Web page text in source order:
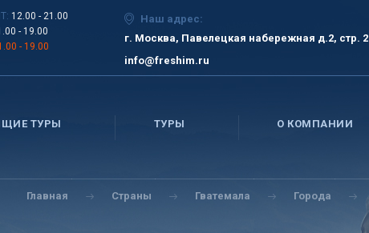
12.00 - 21.00
- 19.00
- 19.00
Наш адрес:
г. Москва, Павелецкая набережная д.2, стр. 2
info@freshim.ru
ТУРЫ ТУРЫ О КОМПАНИИ
Главная Страны Гватемала Города